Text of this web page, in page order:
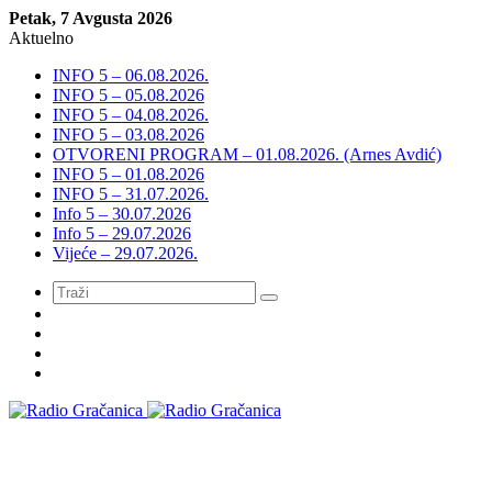
Petak, 7 Avgusta 2026
Aktuelno
INFO 5 – 06.08.2026.
INFO 5 – 05.08.2026
INFO 5 – 04.08.2026.
INFO 5 – 03.08.2026
OTVORENI PROGRAM – 01.08.2026. (Arnes Avdić)
INFO 5 – 01.08.2026
INFO 5 – 31.07.2026.
Info 5 – 30.07.2026
Info 5 – 29.07.2026
Vijeće – 29.07.2026.
Meni